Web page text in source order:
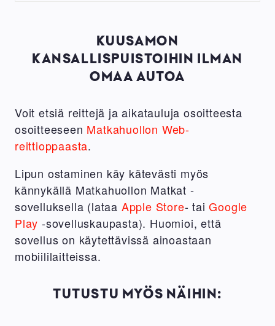
KUUSAMON
KANSALLISPUISTOIHIN ILMAN
OMAA AUTOA
Voit etsiä reittejä ja aikatauluja osoitteesta
osoitteeseen Matkahuollon Web-
reittioppaasta.
Lipun ostaminen käy kätevästi myös
kännykällä Matkahuollon Matkat -
sovelluksella (lataa Apple Store- taiGoogle
Play -sovelluskaupasta). Huomioi, että
sovellus on käytettävissä ainoastaan
mobiililaitteissa.
TUTUSTU MYÖS NÄIHIN: